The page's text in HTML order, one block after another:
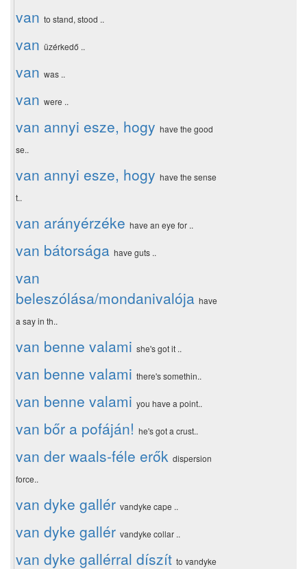
van to stand, stood ..
van üzérkedő ..
van was ..
van were ..
van annyi esze, hogy have the good
se..
van annyi esze, hogy have the sense
t..
van arányérzéke have an eye for ..
van bátorsága have guts ..
van
beleszólása/mondanivalója have
a say in th..
van benne valami she's got it ..
van benne valami there's somethin..
van benne valami you have a point..
van bőr a pofáján! he's got a crust..
van der waals-féle erők dispersion
force..
van dyke gallér vandyke cape ..
van dyke gallér vandyke collar ..
van dyke gallérral díszít to vandyke